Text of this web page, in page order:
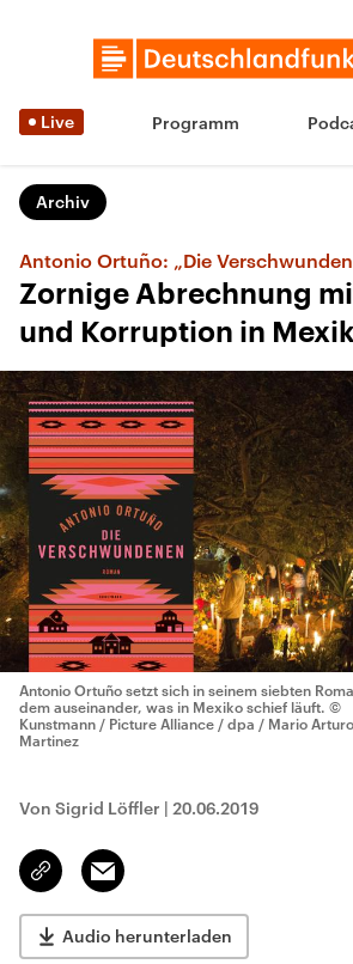
Live Programm
Archiv
Antonio Ortuño: „Die
Zornige Abrechnung
und Korruption in
Antonio Ortuño setzt sich in seinem siebten
dem auseinander, was in Mexiko schief läuft. ©
Kunstmann / Picture Alliance / dpa / Mario Arturo
Martinez
Von Sigrid Löffler | 20.06.2019
Link
kopieren/teilen
Email
Audio herunterladen